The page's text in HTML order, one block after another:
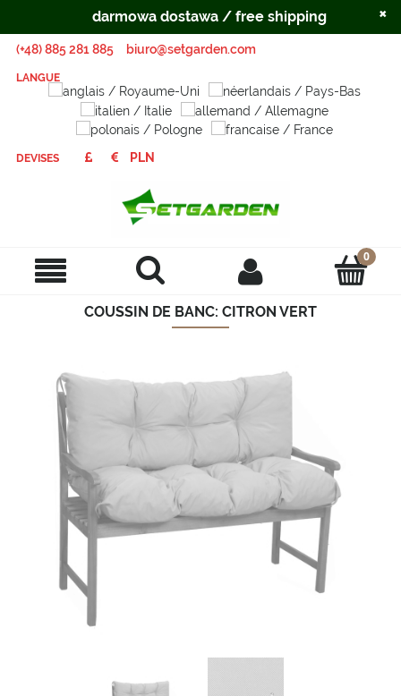
(+48) 885 281 885 biuro@setgarden.com
LANGUE
DEVISES
COUSSIN DE BANC: CITRON VERT
darmowa dostawa / free shipping ×